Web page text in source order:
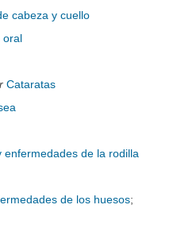
cabeza y cuello
oral
Cataratas
enfermedades de la rodilla
de los huesos;